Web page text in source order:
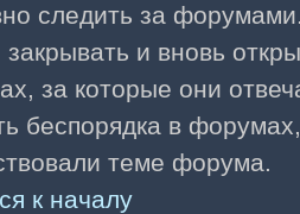
следить за
закрывать и вновь
за которые они
беспорядка в
теме форума.
к началу